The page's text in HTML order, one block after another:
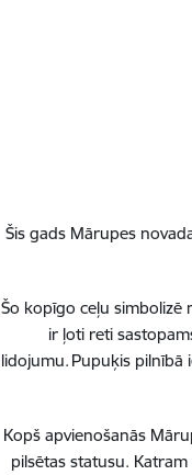
Šis gads Mārupes
Šo kopīgo ceļu simbolizē
ir ļoti reti
lidojumu. Pupuķis pilnībā
Kopš apvienošanās
pilsētas statusu.